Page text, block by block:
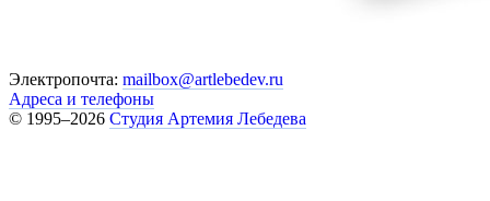
Электропочта: mailbox@artlebedev.ru
Адреса и телефоны
© 1995–2026 Студия Артемия Лебедева